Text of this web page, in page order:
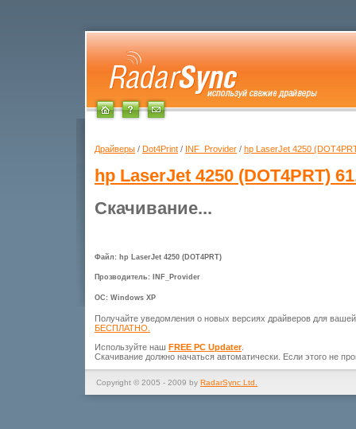
Драйверы / Dot4Print / INF_Provider / hp LaserJet 4250
hp LaserJet 4250 (DOT4PRT)
Скачивание...
Файл: hp LaserJet 4250 (DOT4PRT)
Прозводитель: INF_Provider
ОС: Windows XP
Получайте уведомления о новых версиях драйверов для
БЕСПЛАТНО.
Используйте наш FREE PC Updater.
Скачивание должно начаться автоматически. Если этого не
Copyright © 2005 - 2009 by RadarSync Ltd.